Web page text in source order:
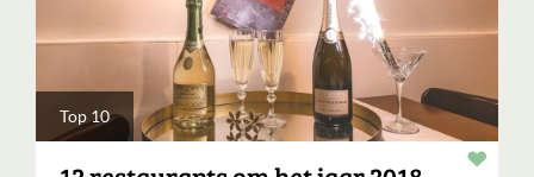
Top 10